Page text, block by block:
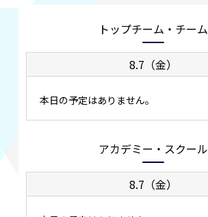
トップチーム・チーム
8.7（金）
本日の予定はありません。
アカデミー・スクール
8.7（金）